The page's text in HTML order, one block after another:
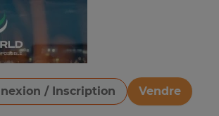
/ Inscription
Vendre
une image